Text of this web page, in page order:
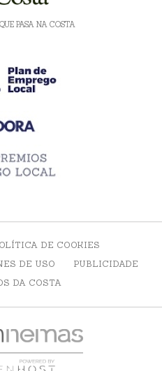
PASA NA COSTA
DE COOKIES
DE USO
PUBLICIDADE
DA COSTA